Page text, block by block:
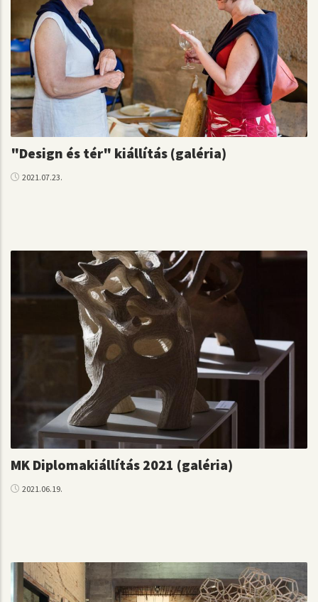
"Design és tér" kiállítás (galéria)
2021.07.23.
MK Diplomakiállítás 2021 (galéria)
2021.06.19.